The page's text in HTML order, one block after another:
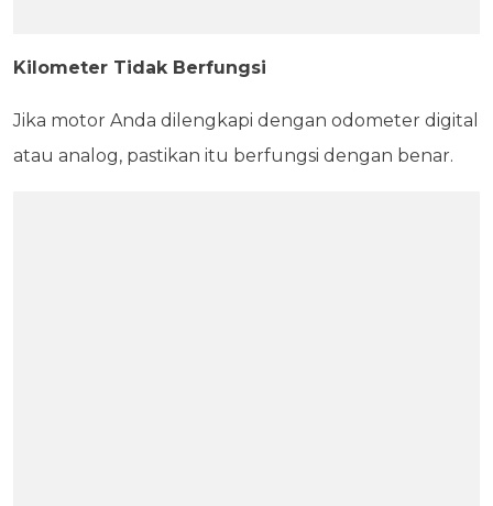
Kilometer Tidak Berfungsi
Jika motor Anda dilengkapi dengan odometer digital
atau analog, pastikan itu berfungsi dengan benar.